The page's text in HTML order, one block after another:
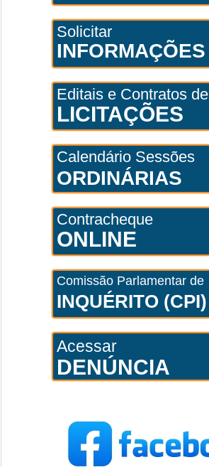
Solicitar
INFORMAÇÕES
Editais e Contratos de
LICITAÇÕES
Calendário Sessões
ORDINÁRIAS
Contracheque
ONLINE
Comissão Parlamentar de
INQUÉRITO (CPI)
Acessar
DENÚNCIA